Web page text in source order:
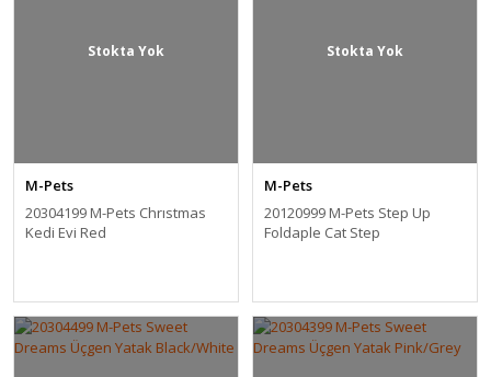
Stokta Yok
M-Pets
20304199 M-Pets Chrıstmas
Kedi Evi Red
Stokta Yok
M-Pets
20120999 M-Pets Step Up
Foldaple Cat Step